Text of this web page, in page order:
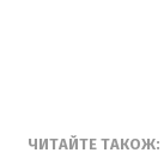
ЧИТАЙТЕ ТАКОЖ: